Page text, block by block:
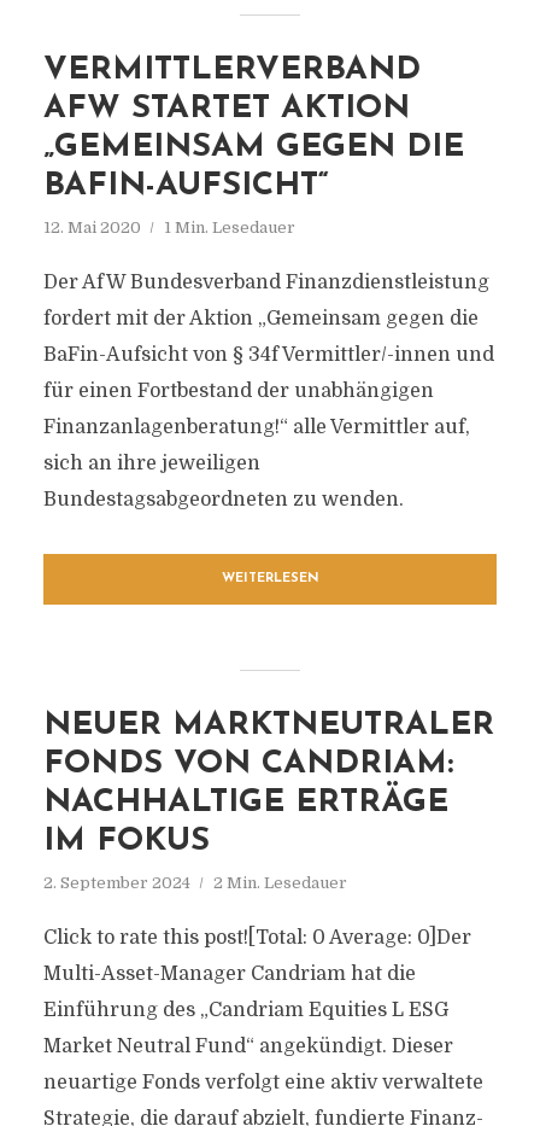
VERMITTLERVERBAND
AFW STARTET AKTION
„GEMEINSAM GEGEN DIE
BAFIN-AUFSICHT“
12. Mai 2020 1 Min. Lesedauer
Der AfW Bundesverband Finanzdienstleistung
fordert mit der Aktion „Gemeinsam gegen die
BaFin-Aufsicht von § 34f Vermittler/-innen und
für einen Fortbestand der unabhängigen
Finanzanlagenberatung!“ alle Vermittler auf,
sich an ihre jeweiligen
Bundestagsabgeordneten zu wenden.
WEITERLESEN
NEUER MARKTNEUTRALER
FONDS VON CANDRIAM:
NACHHALTIGE ERTRÄGE
IM FOKUS
2. September 2024 2 Min. Lesedauer
Click to rate this post![Total: 0 Average: 0]Der
Multi-Asset-Manager Candriam hat die
Einführung des „Candriam Equities L ESG
Market Neutral Fund“ angekündigt. Dieser
neuartige Fonds verfolgt eine aktiv verwaltete
Strategie, die darauf abzielt, fundierte Finanz-